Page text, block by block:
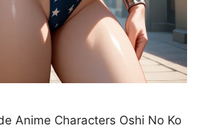
Anime Characters Oshi No Ko